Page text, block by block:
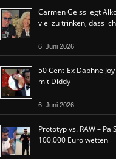
Carmen Geiss legt
viel zu trinken, dass
6. Juni 2026
50 Cent-Ex Daphne
mit Diddy
6. Juni 2026
Prototyp vs. RAW –
100.000 Euro wetten